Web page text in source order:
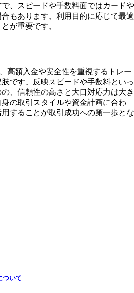
、スピードや手数料面ではカードや
もあります。利用目的に応じて最適
が重要です。
高額入金や安全性を重視するトレー
です。反映スピードや手数料といっ
、信頼性の高さと大口対応力は大き
の取引スタイルや資金計画に合わ
することが取引成功への第一歩とな
ついて